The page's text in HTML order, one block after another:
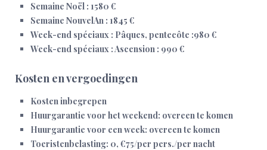
Semaine Noël : 1580 €
Semaine NouvelAn : 1845 €
Week-end spéciaux : Pâques, pentecôte :980 €
Week-end spéciaux : Ascension : 990 €
Kosten en vergoedingen
Kosten inbegrepen
Huurgarantie voor het weekend: overeen te komen
Huurgarantie voor een week: overeen te komen
Toeristenbelasting: 0, €75/per pers./per nacht